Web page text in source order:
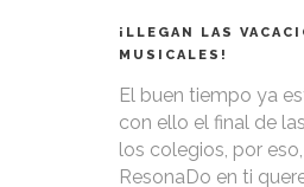
¡LLEGAN LAS
MUSICALES!
El buen tiempo ya
con ello el final de
los colegios, por
ResonaDo en ti